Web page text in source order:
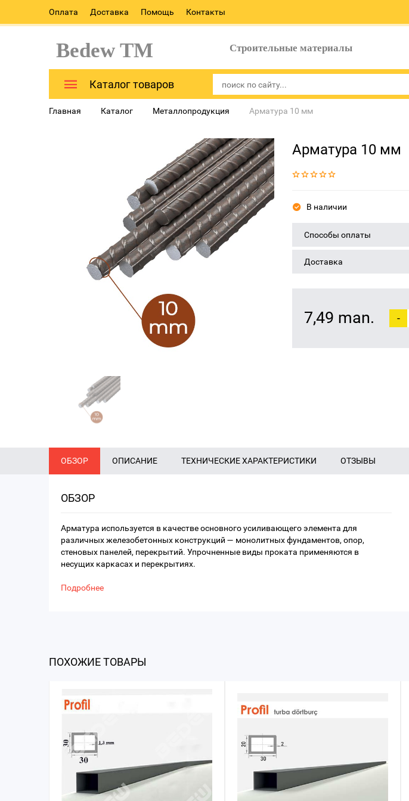
Оплата Доставка Помощь Контакты
Bedew TM Строительные материалы
Каталог товаров
Главная Каталог Металлопродукция Арматура 10 мм
Арматура 10 мм
В наличии
Способы оплаты
Доставка
7,49 man. -
ОБЗОР ОПИСАНИЕ ТЕХНИЧЕСКИЕ ХАРАКТЕРИСТИКИ ОТЗЫВЫ
ОБЗОР
Арматура используется в качестве основного усиливающего элемента для
различных железобетонных конструкций — монолитных фундаментов, опор,
стеновых панелей, перекрытий. Упрочненные виды проката применяются в
несущих каркасах и перекрытиях.
Подробнее
ПОХОЖИЕ ТОВАРЫ